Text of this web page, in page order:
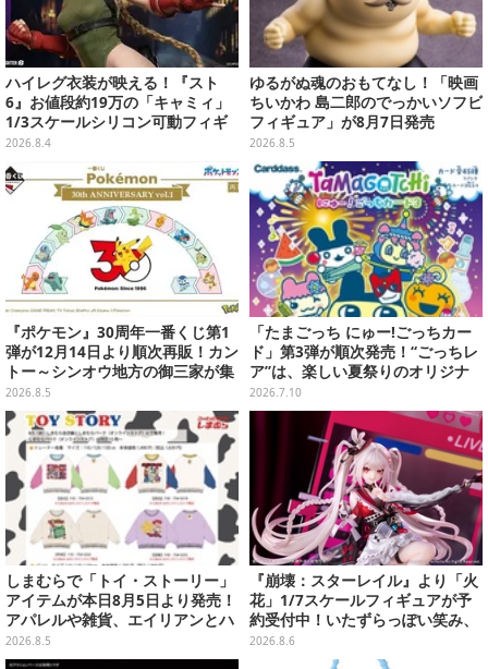
ハイレグ衣装が映える！『スト
6』お値段約19万の「キャミィ」
1/3スケールシリコン可動フィギ
ュアが圧巻のクオリティ
2026.8.4
ゆるがぬ魂のおもてなし！「映画
ちいかわ 島二郎のでっかいソフビ
フィギュア」が8月7日発売
2026.8.5
『ポケモン』30周年一番くじ第1
弾が12月14日より順次再販！カン
トー～シンオウ地方の御三家が集
まった時計、ぬいぐるみなど記念
グッズ盛りだくさん
2026.8.5
「たまごっち にゅー!ごっちカー
ド」第3弾が順次発売！“ごっちレ
ア”は、楽しい夏祭りのオリジナ
ルアートに
2026.7.10
しまむらで「トイ・ストーリー」
アイテムが本日8月5日より発売！
アパレルや雑貨、エイリアンとハ
ムのダイカットクッションなど盛
りだくさん
2026.8.5
『崩壊：スターレイル』より「火
花」1/7スケールフィギュアが予
約受付中！いたずらっぽい笑み、
シルクハット型のステージが華や
2026.8.6